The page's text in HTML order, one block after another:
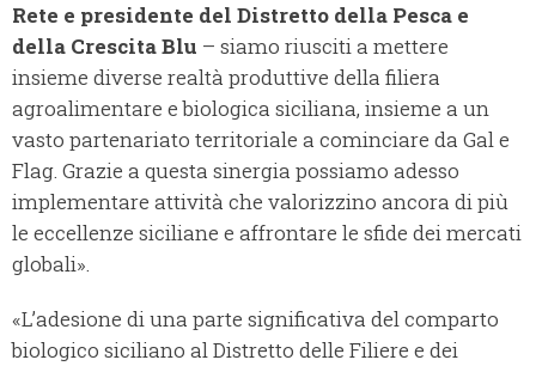
Rete e presidente del Distretto della Pesca e
della Crescita Blu – siamo riusciti a mettere
insieme diverse realtà produttive della filiera
agroalimentare e biologica siciliana, insieme a un
vasto partenariato territoriale a cominciare da Gal e
Flag. Grazie a questa sinergia possiamo adesso
implementare attività che valorizzino ancora di più
le eccellenze siciliane e affrontare le sfide dei mercati
globali».
«L’adesione di una parte significativa del comparto
biologico siciliano al Distretto delle Filiere e dei